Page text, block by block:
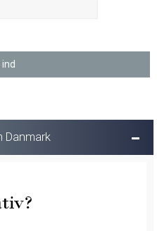
Danmark